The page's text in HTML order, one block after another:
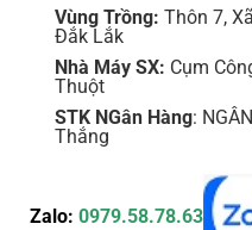
Vùng Trồng: Thôn 7,
Đắk Lắk
Nhà Máy SX: Cụm
Thuột
STK NGân Hàng:
Thắng
Zalo: 0979.58.78.63